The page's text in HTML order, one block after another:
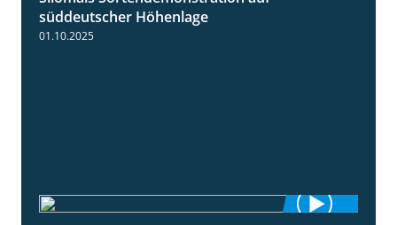
süddeutscher Höhenlage
01.10.2025